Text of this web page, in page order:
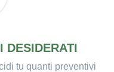
DESIDERATI
tu quanti preventivi